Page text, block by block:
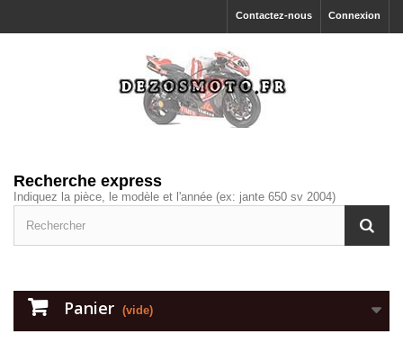
Connexion
Contactez-nous
Recherche express
Indiquez la pièce, le modèle et l'année (ex: jante 650 sv 2004)
Panier (vide)